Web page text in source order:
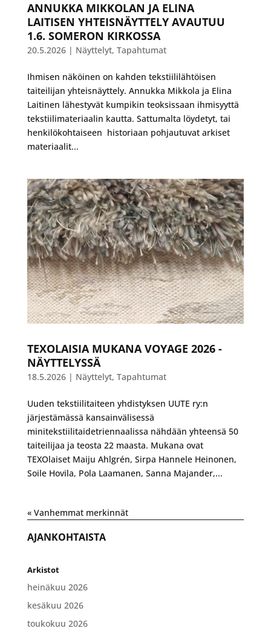
ANNUKKA MIKKOLAN JA ELINA
LAITISEN YHTEISNÄYTTELY AVAUTUU
1.6. SOMERON KIRKOSSA
20.5.2026| Näyttelyt, Tapahtumat
Ihmisen näköinen on kahden tekstiililähtöisen
taiteilijan yhteisnäyttely. Annukka Mikkola ja Elina
Laitinen lähestyvät kumpikin teoksissaan ihmisyyttä
tekstiilimateriaalin kautta. Sattumalta löydetyt, tai
henkilökohtaiseen historiaan pohjautuvat arkiset
materiaalit...
TEXOLAISIA MUKANA VOYAGE 2026 -
NÄYTTELYSSÄ
18.5.2026| Näyttelyt, Tapahtumat
​Uuden tekstiilitaiteen yhdistyksen UUTE ry:n
järjestämässä kansainvälisessä
minitekstiilitaidetriennaalissa nähdään yhteensä 50
taiteilijaa ja teosta 22 maasta. Mukana ovat
TEXOlaiset Maiju Ahlgrén, Sirpa Hannele Heinonen,
Soile Hovila, Pola Laamanen, Sanna Majander,...
« Vanhemmat merkinnät
AJANKOHTAISTA
Arkistot
heinäkuu 2026
kesäkuu 2026
toukokuu 2026